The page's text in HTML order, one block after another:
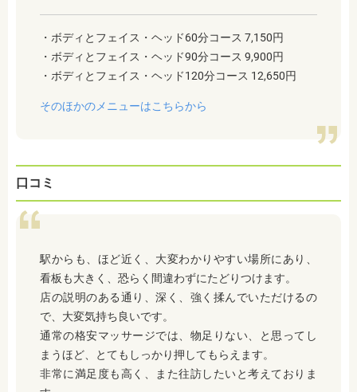
・ボディとフェイス・ヘッド60分コース 7,150円
・ボディとフェイス・ヘッド90分コース 9,900円
・ボディとフェイス・ヘッド120分コース 12,650円
そのほかのメニューはこちらから
口コミ
駅からも、ほど近く、大変わかりやすい場所にあり、
看板も大きく、恐らく間違わずにたどりつけます。
店の説明のある通り、深く、強く揉んでいただけるの
で、大変気持ち良いです。
通常の格安マッサージでは、物足りない、と思ってし
まうほど、とてもしっかり押してもらえます。
非常に満足度も高く、また往訪したいと考えておりま